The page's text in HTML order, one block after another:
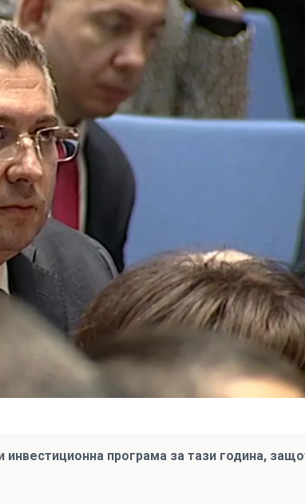
програма за тази година,